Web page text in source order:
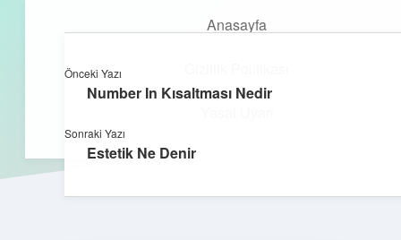
Anasayfa
aç
Önceki Yazı
Number In Kısaltması Nedir
Sonraki Yazı
Estetik Ne Denir